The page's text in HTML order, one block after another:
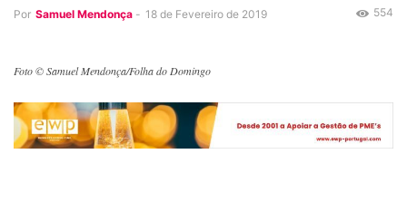
Por Samuel Mendonça - 18 de Fevereiro de 2019 554
Foto © Samuel Mendonça/Folha do Domingo